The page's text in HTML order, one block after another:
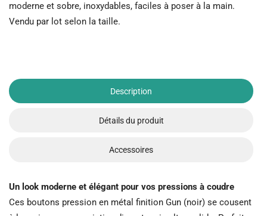
moderne et sobre, inoxydables, faciles à poser à la main.
Vendu par lot selon la taille.
Description
Détails du produit
Accessoires
Un look moderne et élégant pour vos pressions à coudre
Ces boutons pression en métal finition Gun (noir) se cousent